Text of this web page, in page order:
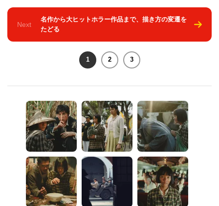
Next
名作から大ヒットホラー作品まで、描き方の変遷を
たどる
1 2 3